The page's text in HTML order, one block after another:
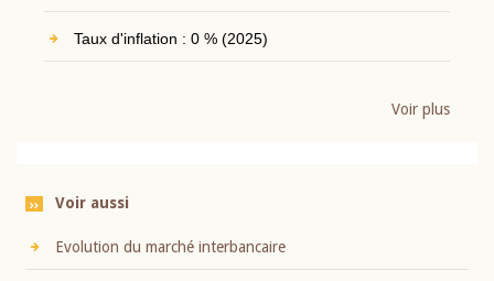
Taux d'inflation : 0 % (2025)
Voir plus
Voir aussi
Evolution du marché interbancaire